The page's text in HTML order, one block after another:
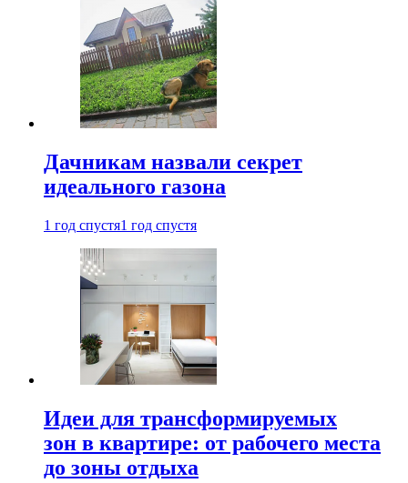
Дачникам назвали секрет
идеального газона
1 год спустя1 год спустя
Идеи для трансформируемых
зон в квартире: от рабочего места
до зоны отдыха